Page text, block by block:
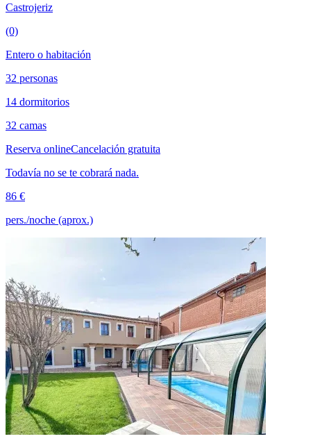
Castrojeriz
(0)
Entero o habitación
32 personas
14 dormitorios
32 camas
Reserva onlineCancelación gratuita
Todavía no se te cobrará nada.
86 €
pers./noche (aprox.)